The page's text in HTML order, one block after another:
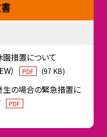
措置について
）
PDF (97 KB)
生の場合の緊急措置に
PDF